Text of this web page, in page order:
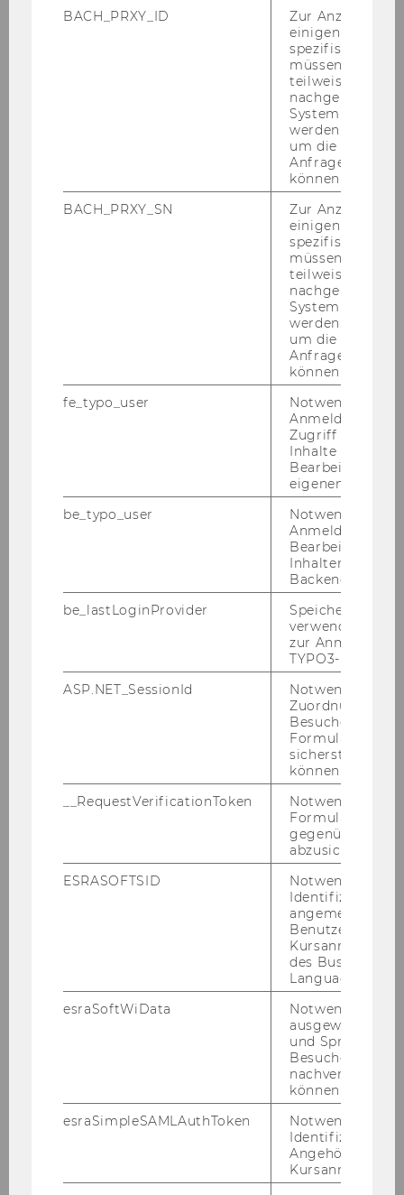
Analysis
WIRE X
SBWL Diversitätsmanagement
Entrepreneurship & Innovation
Plätze*) 80
X
SBWL
Ethics for Management,
Organizations, and Society
BACH_PRXY_ID
Zur Anzeige von
einigen WU-
spezifischen
müssen
teilweise von
nachgelagerten
System
werden.
um die Antwort
Anfrage
können.
BACH_PRXY_SN
Zur Anzeige von
einigen WU-
spezifischen
müssen
teilweise von
nachgelagerten
System
werden.
um die Antwort
Anfrage
können.
fe_typo_user
Notwendig für
Anmeldung und
Zugriff auf
Inhalte oder zur
Bearbeitung des
eigenen Profils.
be_typo_user
Notwendig für
Anmeldung und
Bearbeitung von
Inhalten im
Backend.
be_lastLoginProvider
Speichert die
verwendete
zur Anmeldung
TYPO3-Backend.
ASP.NET_SessionId
Notwendig, um
Zuordnung von
Besucher zu
sicherstellen zu
können.
__RequestVerificationToken
Notwendig, um
gegenüber
abzusichern.
ESRASOFTSID
Notwendig zur
Identifizierung
angemeldeten
Benutzers im
des Business
Language
esraSoftWiData
Notwendig um
ausgewählte
und
Besuchers
nachverfolgen
können.
esraSimpleSAMLAuthToken
Notwendig zur
Identifizierung
Angehörige/r für
Kursanmeldung.